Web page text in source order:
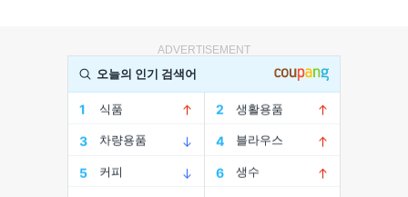
ADVERTISEMENT